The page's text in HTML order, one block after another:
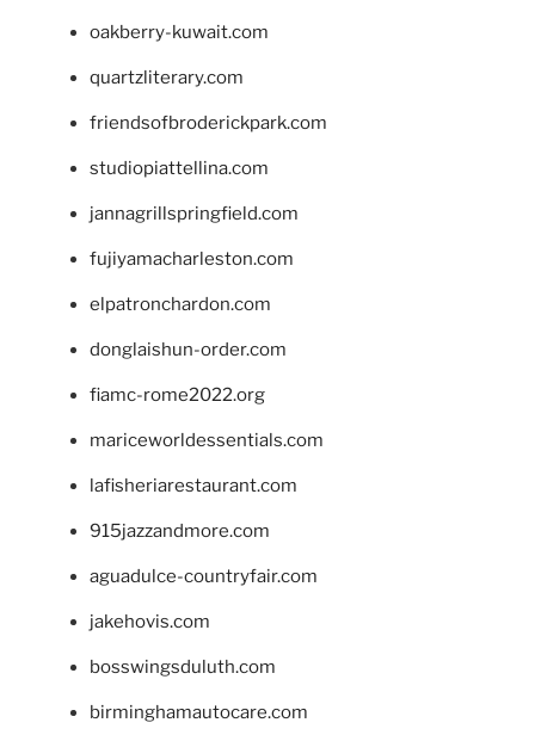
oakberry-kuwait.com
quartzliterary.com
friendsofbroderickpark.com
studiopiattellina.com
jannagrillspringfield.com
fujiyamacharleston.com
elpatronchardon.com
donglaishun-order.com
fiamc-rome2022.org
mariceworldessentials.com
lafisheriarestaurant.com
915jazzandmore.com
aguadulce-countryfair.com
jakehovis.com
bosswingsduluth.com
birminghamautocare.com